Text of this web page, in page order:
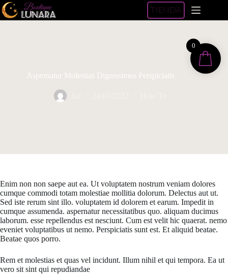
Saltar
al
contenido
TIENDA
Aspernatur Molestias Dignissimos Perspiciatis
Enim non non saepe aut ea. Ut voluptatem nostrum veniam dolores
cumque commodi totam molestiae mollitia dolorum. Delectus aut ut.
Sed iste rerum sint illo. voluptatem id dolorem et earum. Impedit in
cumque assumenda. aspernatur necessitatibus quo. aliquam ducimus
laborum. esse repellendus est nesciunt. Cum est velit hic quaerat. nemo
eveniet voluptatibus ut nemo. Perspiciatis sunt est. Et aliquid beatae.
Beatae quos porro.
Rem et molestias et quas vel incidunt. Illum nihil et qui tempora. Ea ut
vero sit sint qui repudiandae
0